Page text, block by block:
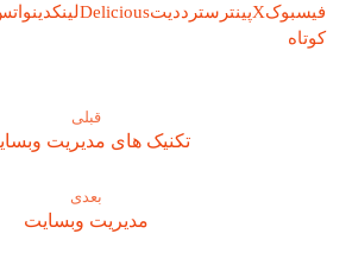
فیسبوکXپینترسترددیتDeliciousلینکدین
کوتاه
قبلی
تکنیک های مدیریت
بعدی
مدیریت وبسایت